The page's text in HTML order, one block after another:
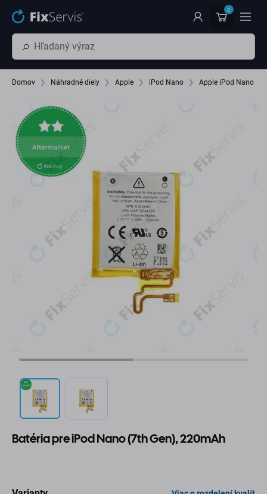
Preskočiť na hlavný obsah 0
Domov Náhradné diely Apple iPod Nano Apple iPod Nano
Batéria pre iPod Nano (7th Gen), 220mAh